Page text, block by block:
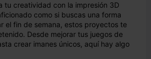
tu creatividad con la impresión 3D
como si buscas una forma
el fin de semana, estos proyectos te
Desde mejorar tus juegos de
crear imanes únicos, aquí hay algo